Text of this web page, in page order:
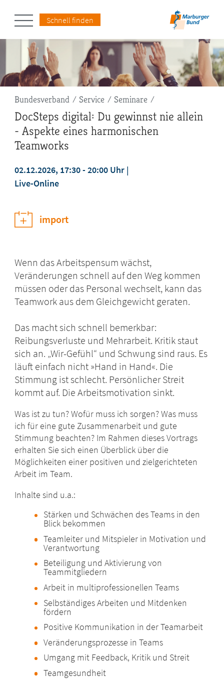
Schnell finden
Pfadnavigation
Bundesverband Service Seminare
DocSteps digital: Du gewinnst nie allein
- Aspekte eines harmonischen
Teamworks
02.12.2026, 17:30 - 20:00 Uhr
Live-Online
import
Wenn das Arbeitspensum wächst,
Veränderungen schnell auf den Weg kommen
müssen oder das Personal wechselt, kann das
Teamwork aus dem Gleichgewicht geraten.
Das macht sich schnell bemerkbar:
Reibungsverluste und Mehrarbeit. Kritik staut
sich an. „Wir-Gefühl“ und Schwung sind raus. Es
läuft einfach nicht »Hand in Hand«. Die
Stimmung ist schlecht. Persönlicher Streit
kommt auf. Die Arbeitsmotivation sinkt.
Was ist zu tun? Wofür muss ich sorgen? Was muss
ich für eine gute Zusammenarbeit und gute
Stimmung beachten? Im Rahmen dieses Vortrags
erhalten Sie sich einen Überblick über die
Möglichkeiten einer positiven und zielgerichteten
Arbeit im Team.
Inhalte sind u.a.:
Stärken und Schwächen des Teams in den
Blick bekommen
Teamleiter und Mitspieler in Motivation und
Verantwortung
Beteiligung und Aktivierung von
Teammitgliedern
Arbeit in multiprofessionellen Teams
Selbständiges Arbeiten und Mitdenken
fördern
Positive Kommunikation in der Teamarbeit
Veränderungsprozesse in Teams
Umgang mit Feedback, Kritik und Streit
Teamgesundheit